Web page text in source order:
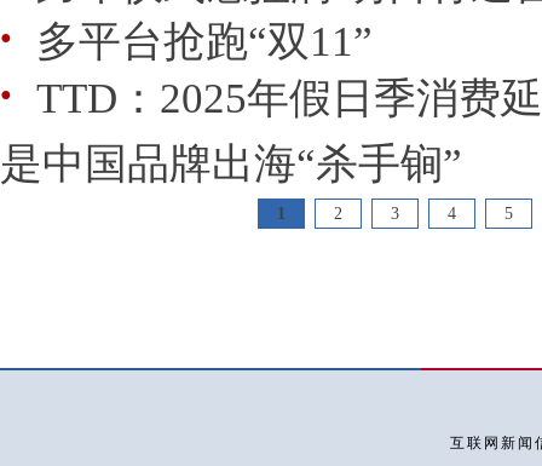
● 多平台抢跑“双11”
● TTD：2025年假日季消费
是中国品牌出海“杀手锏”
1 2 3 4 5
互联网新闻